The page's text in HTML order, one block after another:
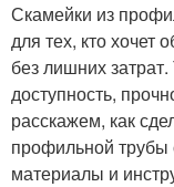
Скамейки из
для тех, кто хочет
без лишних
доступность,
расскажем, как
профильной трубы
материалы и